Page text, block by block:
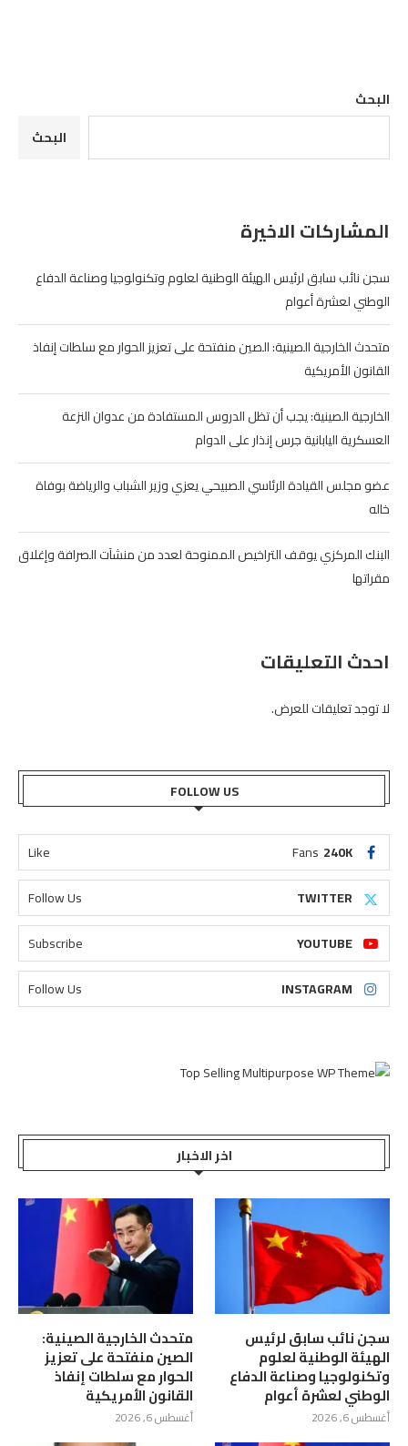
البحث
البحث
المشاركات الاخيرة
سجن نائب سابق لرئيس الهيئة الوطنية لعلوم وتكنولوجيا وصناعة الدفاع
الوطني لعشرة أعوام
متحدث الخارجية الصينية: الصين منفتحة على تعزيز الحوار مع سلطات إنفاذ
القانون الأمريكية
الخارجية الصينية: يجب أن تظل الدروس المستفادة من عدوان النزعة
العسكرية اليابانية جرس إنذار على الدوام
عضو مجلس القيادة الرئاسي الصبيحي يعزي وزير الشباب والرياضة بوفاة
خاله
البنك المركزي يوقف التراخيص الممنوحة لعدد من منشآت الصرافة وإغلاق
مقراتها
احدث التعليقات
لا توجد تعليقات للعرض.
FOLLOW US
240K
Fans
Like
TWITTER
Follow Us
YOUTUBE
Subscribe
INSTAGRAM
Follow Us
اخر الاخبار
سجن نائب سابق لرئيس
الهيئة الوطنية لعلوم
وتكنولوجيا وصناعة الدفاع
الوطني لعشرة أعوام
أغسطس 6, 2026
متحدث الخارجية الصينية:
الصين منفتحة على تعزيز
الحوار مع سلطات إنفاذ
القانون الأمريكية
أغسطس 6, 2026